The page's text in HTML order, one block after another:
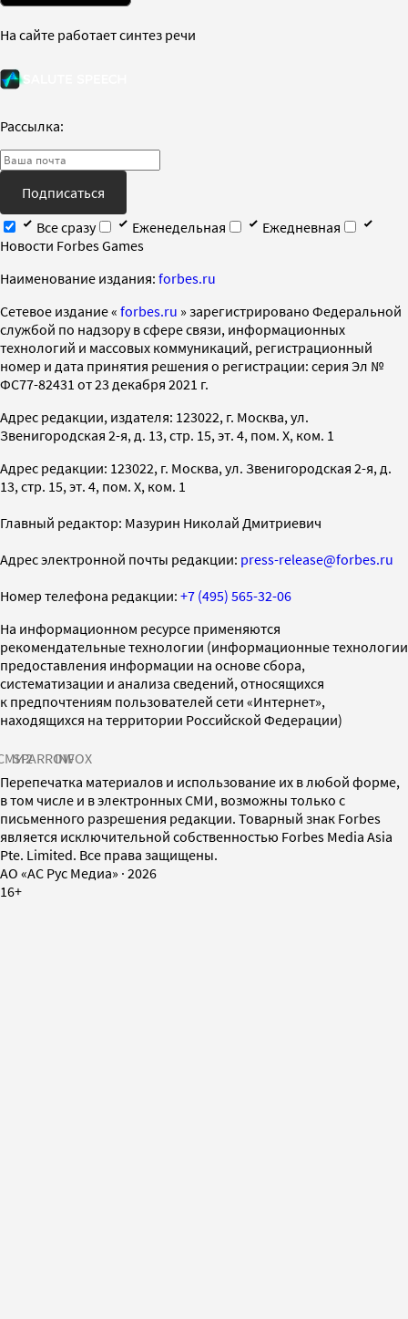
На сайте работает синтез речи
Рассылка:
Подписаться
Все сразу
Еженедельная
Ежедневная
Новости Forbes Games
Наименование издания: forbes.ru
Cетевое издание « forbes.ru » зарегистрировано Федеральной
службой по надзору в сфере связи, информационных
технологий и массовых коммуникаций, регистрационный
номер и дата принятия решения о регистрации: серия Эл №
ФС77-82431 от 23 декабря 2021 г.
Адрес редакции, издателя: 123022, г. Москва, ул.
Звенигородская 2-я, д. 13, стр. 15, эт. 4, пом. X, ком. 1
Адрес редакции: 123022, г. Москва, ул. Звенигородская 2-я, д.
13, стр. 15, эт. 4, пом. X, ком. 1
Главный редактор: Мазурин Николай Дмитриевич
Адрес электронной почты редакции: press-release@forbes.ru
Номер телефона редакции: +7 (495) 565-32-06
На информационном ресурсе применяются
рекомендательные технологии (информационные технологии
предоставления информации на основе сбора,
систематизации и анализа сведений, относящихся
к предпочтениям пользователей сети «Интернет»,
находящихся на территории Российской Федерации)
SPARROWINFOX
Перепечатка материалов и использование их в любой форме,
в том числе и в электронных СМИ, возможны только с
письменного разрешения редакции. Товарный знак Forbes
является исключительной собственностью Forbes Media Asia
Pte. Limited. Все права защищены.
AO «АС Рус Медиа» · 2026
16+